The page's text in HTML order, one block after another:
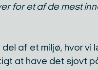
for et af de mest
del af et miljø, hvor
at have det sjovt